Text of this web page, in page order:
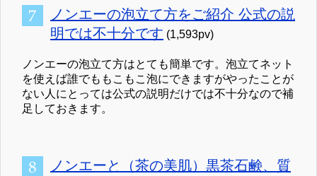
ノンエーの泡立て方をご紹介 公式の説
明では不十分です (1,593pv)
ノンエーの泡立て方はとても簡単です。泡立てネット
を使えば誰でももこもこ泡にできますがやったことが
ない人にとっては公式の説明だけでは不十分なので補
足しておきます。
ノンエーと（茶の美肌）黒茶石鹸、質